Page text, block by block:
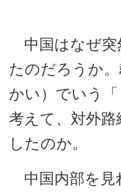
中国はなぜ突
たのだろうか
かい）でいう
考えて、対外
したのか。
中国内部を見